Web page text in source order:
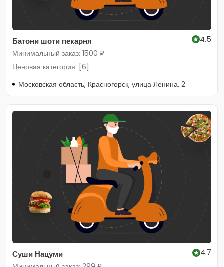
Батони шоти пекарня
4.5
Минимальный заказ: 1500 ₽
Ценовая категория: [6]
Московская область, Красногорск, улица Ленина, 2
Суши Нацуми
4.7